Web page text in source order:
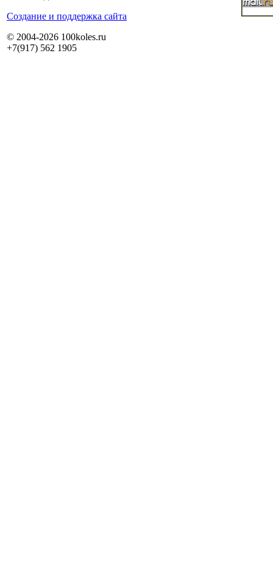
Cоздание и поддержка сайта
© 2004-2026 100koles.ru
+7(917) 562 1905